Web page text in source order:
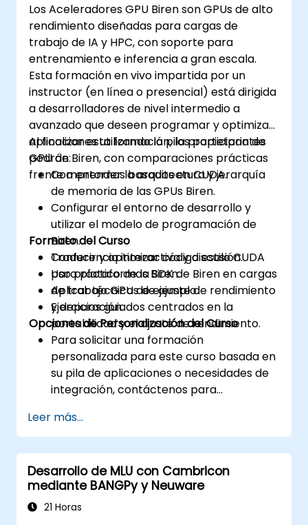
Los Aceleradores GPU Biren son GPUs de alto
rendimiento diseñadas para cargas de
trabajo de IA y HPC, con soporte para
entrenamiento e inferencia a gran escala.
Esta formación en vivo impartida por un
instructor (en línea o presencial) está dirigida
a desarrolladores de nivel intermedio a
avanzado que deseen programar y optimizar
aplicaciones utilizando la pila propietaria de
GPU de Biren, con comparaciones prácticas
frente a entornos basados en CUDA.
Al finalizar esta formación, los participantes
podrán:
Comprender la arquitectura y jerarquía
de memoria de las GPUs Biren.
Configurar el entorno de desarrollo y
utilizar el modelo de programación de
Biren.
Traducir y optimizar código estilo CUDA
para plataformas Biren.
Aplicar técnicas de ajuste de rendimiento
y depuración.
Formato del Curso
Conferencia interactiva y discusión.
Uso práctico de la SDK de Biren en cargas
de trabajo GPU de ejemplo.
Ejercicios guiados centrados en la
portabilidad y el ajuste de rendimiento.
Opciones de Personalización del Curso
Para solicitar una formación
personalizada para este curso basada en
su pila de aplicaciones o necesidades de
integración, contáctenos para
Leer más...
Desarrollo de MLU con Cambricon
mediante BANGPy y Neuware
21 Horas